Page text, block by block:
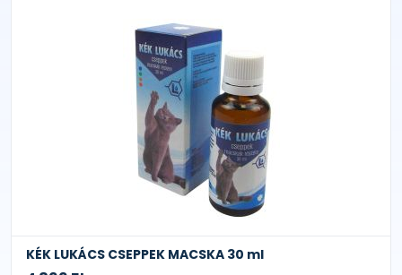
KÉK LUKÁCS CSEPPEK MACSKA 30 ml